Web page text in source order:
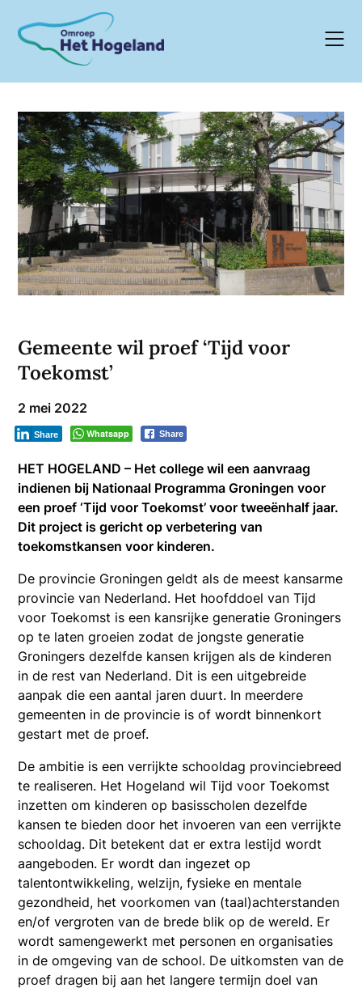
content
Gemeente wil proef ‘Tijd voor
Toekomst’
2 mei 2022
Whatsapp Share
Share
HET HOGELAND – Het college wil een aanvraag
indienen bij Nationaal Programma Groningen voor
een proef ‘Tijd voor Toekomst’ voor tweeënhalf jaar.
Dit project is gericht op verbetering van
toekomstkansen voor kinderen.
De provincie Groningen geldt als de meest kansarme
provincie van Nederland. Het hoofddoel van Tijd
voor Toekomst is een kansrijke generatie Groningers
op te laten groeien zodat de jongste generatie
Groningers dezelfde kansen krijgen als de kinderen
in de rest van Nederland. Dit is een uitgebreide
aanpak die een aantal jaren duurt. In meerdere
gemeenten in de provincie is of wordt binnenkort
gestart met de proef.
De ambitie is een verrijkte schooldag provinciebreed
te realiseren. Het Hogeland wil Tijd voor Toekomst
inzetten om kinderen op basisscholen dezelfde
kansen te bieden door het invoeren van een verrijkte
schooldag. Dit betekent dat er extra lestijd wordt
aangeboden. Er wordt dan ingezet op
talentontwikkeling, welzijn, fysieke en mentale
gezondheid, het voorkomen van (taal)achterstanden
en/of vergroten van de brede blik op de wereld. Er
wordt samengewerkt met personen en organisaties
in de omgeving van de school. De uitkomsten van de
proef dragen bij aan het langere termijn doel van